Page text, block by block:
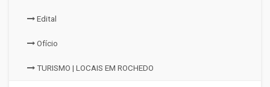
Edital
Ofício
TURISMO | LOCAIS EM ROCHEDO